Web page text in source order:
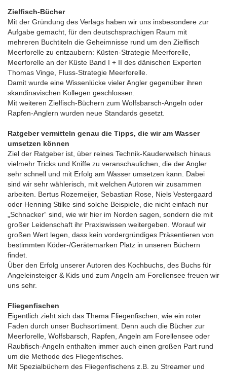
Zielfisch-Bücher
Mit der Gründung des Verlags haben wir uns insbesondere zur
Aufgabe gemacht, für den deutschsprachigen Raum mit
mehreren Buchtiteln die Geheimnisse rund um den Zielfisch
Meerforelle zu entzaubern: Küsten-Strategie Meerforelle,
Meerforelle an der Küste Band I + II des dänischen Experten
Thomas Vinge, Fluss-Strategie Meerforelle.
Damit wurde eine Wissenlücke vieler Angler gegenüber ihren
skandinavischen Kollegen geschlossen.
Mit weiteren Zielfisch-Büchern zum Wolfsbarsch-Angeln oder
Rapfen-Anglern wurden neue Standards gesetzt.
Ratgeber vermitteln genau die Tipps, die wir am Wasser
umsetzen können
Ziel der Ratgeber ist, über reines Technik-Kauderwelsch hinaus
vielmehr Tricks und Kniffe zu veranschaulichen, die der Angler
sehr schnell und mit Erfolg am Wasser umsetzen kann. Dabei
sind wir sehr wählerisch, mit welchen Autoren wir zusammen
arbeiten. Bertus Rozemeijer, Sebastian Rose, Niels Vestergaard
oder Henning Stilke sind solche Beispiele, die nicht einfach nur
„Schnacker“ sind, wie wir hier im Norden sagen, sondern die mit
großer Leidenschaft ihr Praxiswissen weitergeben. Worauf wir
großen Wert legen, dass kein vordergründiges Präsentieren von
bestimmten Köder-/Gerätemarken Platz in unseren Büchern
findet.
Über den Erfolg unserer Autoren des Kochbuchs, des Buchs für
Angeleinsteiger & Kids und zum Angeln am Forellensee freuen wir
uns sehr.
Fliegenfischen
Eigentlich zieht sich das Thema Fliegenfischen, wie ein roter
Faden durch unser Buchsortiment. Denn auch die Bücher zur
Meerforelle, Wolfsbarsch, Rapfen, Angeln am Forellensee oder
Raubfisch-Angeln enthalten immer auch einen großen Part rund
um die Methode des Fliegenfisches.
Mit Spezialbüchern des Fliegenfischens z.B. zu Streamer und